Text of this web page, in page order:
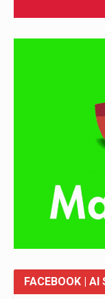
FACEBOOK | Al